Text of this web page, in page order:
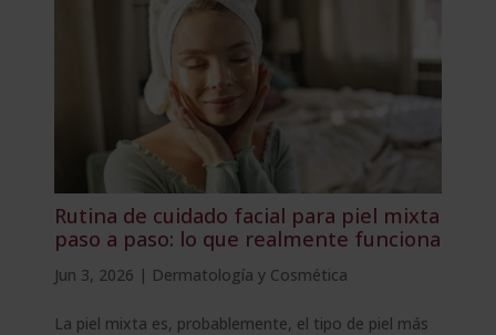
Rutina de cuidado facial para piel mixta
paso a paso: lo que realmente funciona
Jun 3, 2026 | Dermatología y Cosmética
La piel mixta es, probablemente, el tipo de piel más